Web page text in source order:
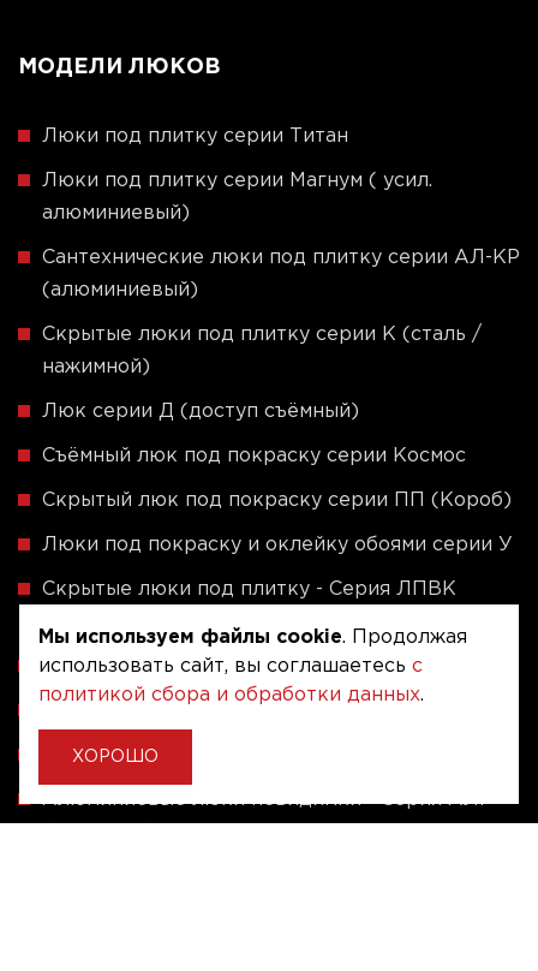
МОДЕЛИ ЛЮКОВ
Люки под плитку серии Титан
Люки под плитку серии Магнум ( усил.
алюминиевый)
Сантехнические люки под плитку серии АЛ-КР
(алюминиевый)
Скрытые люки под плитку серии K (сталь /
нажимной)
Люк серии Д (доступ съёмный)
Съёмный люк под покраску серии Космос
Скрытый люк под покраску серии ПП (Короб)
Люки под покраску и оклейку обоями серии У
Скрытые люки под плитку - Серия ЛПВК
Ревизионные люки серии A (сталь / присоска)
Напольные люки серии ФЛЮР
Рассчитать люк по индивидуальным размерам
Мы используем файлы cookie. Продолжая
использовать сайт, вы соглашаетесь с
политикой сбора и обработки данных.
ХОРОШО